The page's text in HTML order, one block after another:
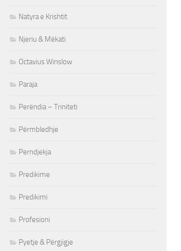
Natyra e Krishtit
Njeriu & Mëkati
Octavius Winslow
Paraja
Perëndia – Triniteti
Përmbledhje
Perndjekja
Predikime
Predikimi
Profesioni
Pyetje & Përgjigje